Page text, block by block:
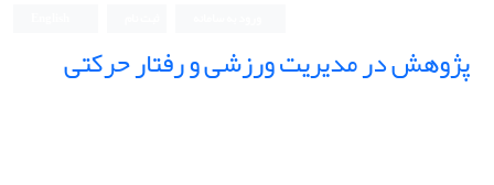
پژوهش در مدیریت ورزشی و رفتار حرکتی